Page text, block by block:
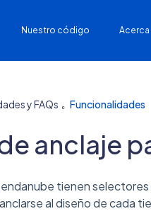
Nuestro código Acerca
y FAQs Funcionalidades
anclaje
tienen
al diseño de cada